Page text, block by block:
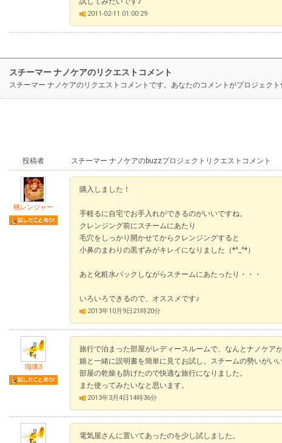
2011-02-11 01:00:29
スチーマー ナノケアのリクエストコメント
スチーマー ナノケアのリクエストコメントです。あなたのコメントがプロジェク
投稿者 スチーマー ナノケアのbuzzプロジェクトリクエストコメント
桃レンジャー
購入しました！
手軽るに自宅でお手入れができるのがいいですね。
クレンジング前にスチームにあたり
毛穴をしっかり開かせてからクレンジングすると
小鼻のまわりの黒ずみがキレイになりました（*^_^*）
あと化粧水パックしながらスチームにあたったり・・・
いろいろできるので、オススメです♪
2013年10月9日21時20分
瑠璃3
旅行で泊まった部屋がレディースルームで、なんとナノケアが
娘と一緒に説明書を簡単に見てお試し。スチームの勢いがい
部屋の乾燥も防げたので快適な旅行になりました。
また使ってみたいなと思います。
2013年3月4日14時36分
電気屋さんに置いてあったのを少し試しました。